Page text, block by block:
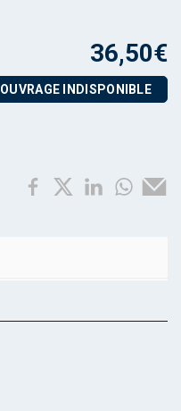
36,50€
OUVRAGE INDISPONIBLE